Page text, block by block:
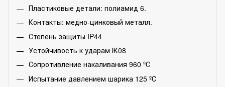
Пластиковые детали: полиамид 6.
Контакты: медно-цинковый металл.
Степень защиты IP44
Устойчивость к ударам ІК08
Сопротивление накаливания 960 ºС
Испытание давлением шарика 125 ºС